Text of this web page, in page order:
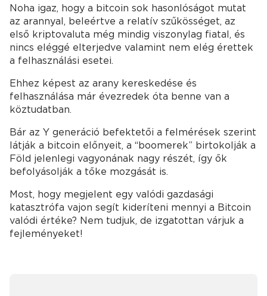
Noha igaz, hogy a bitcoin sok hasonlóságot mutat
az arannyal, beleértve a relatív szűkösséget, az
első kriptovaluta még mindig viszonylag fiatal, és
nincs eléggé elterjedve valamint nem elég érettek
a felhasználási esetei.
Ehhez képest az arany kereskedése és
felhasználása már évezredek óta benne van a
köztudatban.
Bár az Y generáció befektetői a felmérések szerint
látják a bitcoin előnyeit, a “boomerek” birtokolják a
Föld jelenlegi vagyonának nagy részét, így ők
befolyásolják a tőke mozgását is.
Most, hogy megjelent egy valódi gazdasági
katasztrófa vajon segít kideríteni mennyi a Bitcoin
valódi értéke? Nem tudjuk, de izgatottan várjuk a
fejleményeket!